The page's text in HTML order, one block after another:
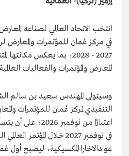
انتخب الاتحاد العالمي لصناعة
في مركز عُمان للمؤتمرات والمعارض
2027 - 2028، بما يعكس
المعارض والمؤتمرات والفعاليات
وسيتولى المهندس سعيد بن سالم
التنفيذي لمركز عُمان للمؤتمرات
اعتبارًا من نوفمبر
غوادالاخارا المكسيكية، ليصبح أول